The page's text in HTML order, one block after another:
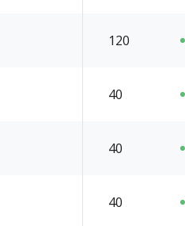
120
40
40
40